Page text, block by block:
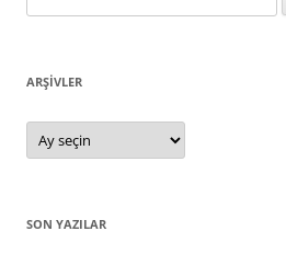
ARŞIVLER
Arşivler
SON YAZILAR